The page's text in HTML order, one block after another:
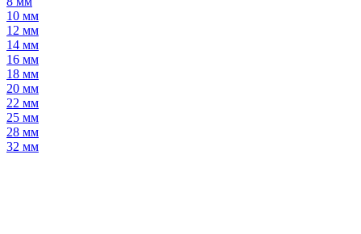
10 мм
12 мм
14 мм
16 мм
18 мм
20 мм
22 мм
25 мм
28 мм
32 мм